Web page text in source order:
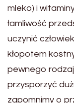
mleko) i
łamliwość
uczynić
kłopotem
pewnego
przysporzyć
zapomnimy o